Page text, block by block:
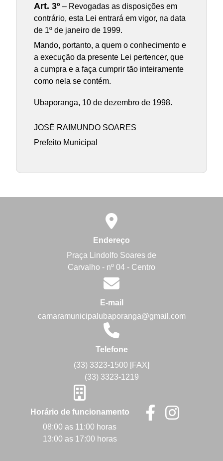
Art. 3º – Revogadas as disposições em
contrário, esta Lei entrará em vigor, na data
de 1º de janeiro de 1999.
Mando, portanto, a quem o conhecimento e
a execução da presente Lei pertencer, que
a cumpra e a faça cumprir tão inteiramente
como nela se contém.
Ubaporanga, 10 de dezembro de 1998.
JOSÉ RAIMUNDO SOARES
Prefeito Municipal
Endereço
Praça Lindolfo Soares de
Carvalho - nº 04 - Centro
E-mail
camaramunicipalubaporanga@gmail.com
Telefone
(33) 3323-1500 [FAX]
(33) 3323-1219
Horário de funcionamento
08:00 as 11:00 horas
13:00 as 17:00 horas